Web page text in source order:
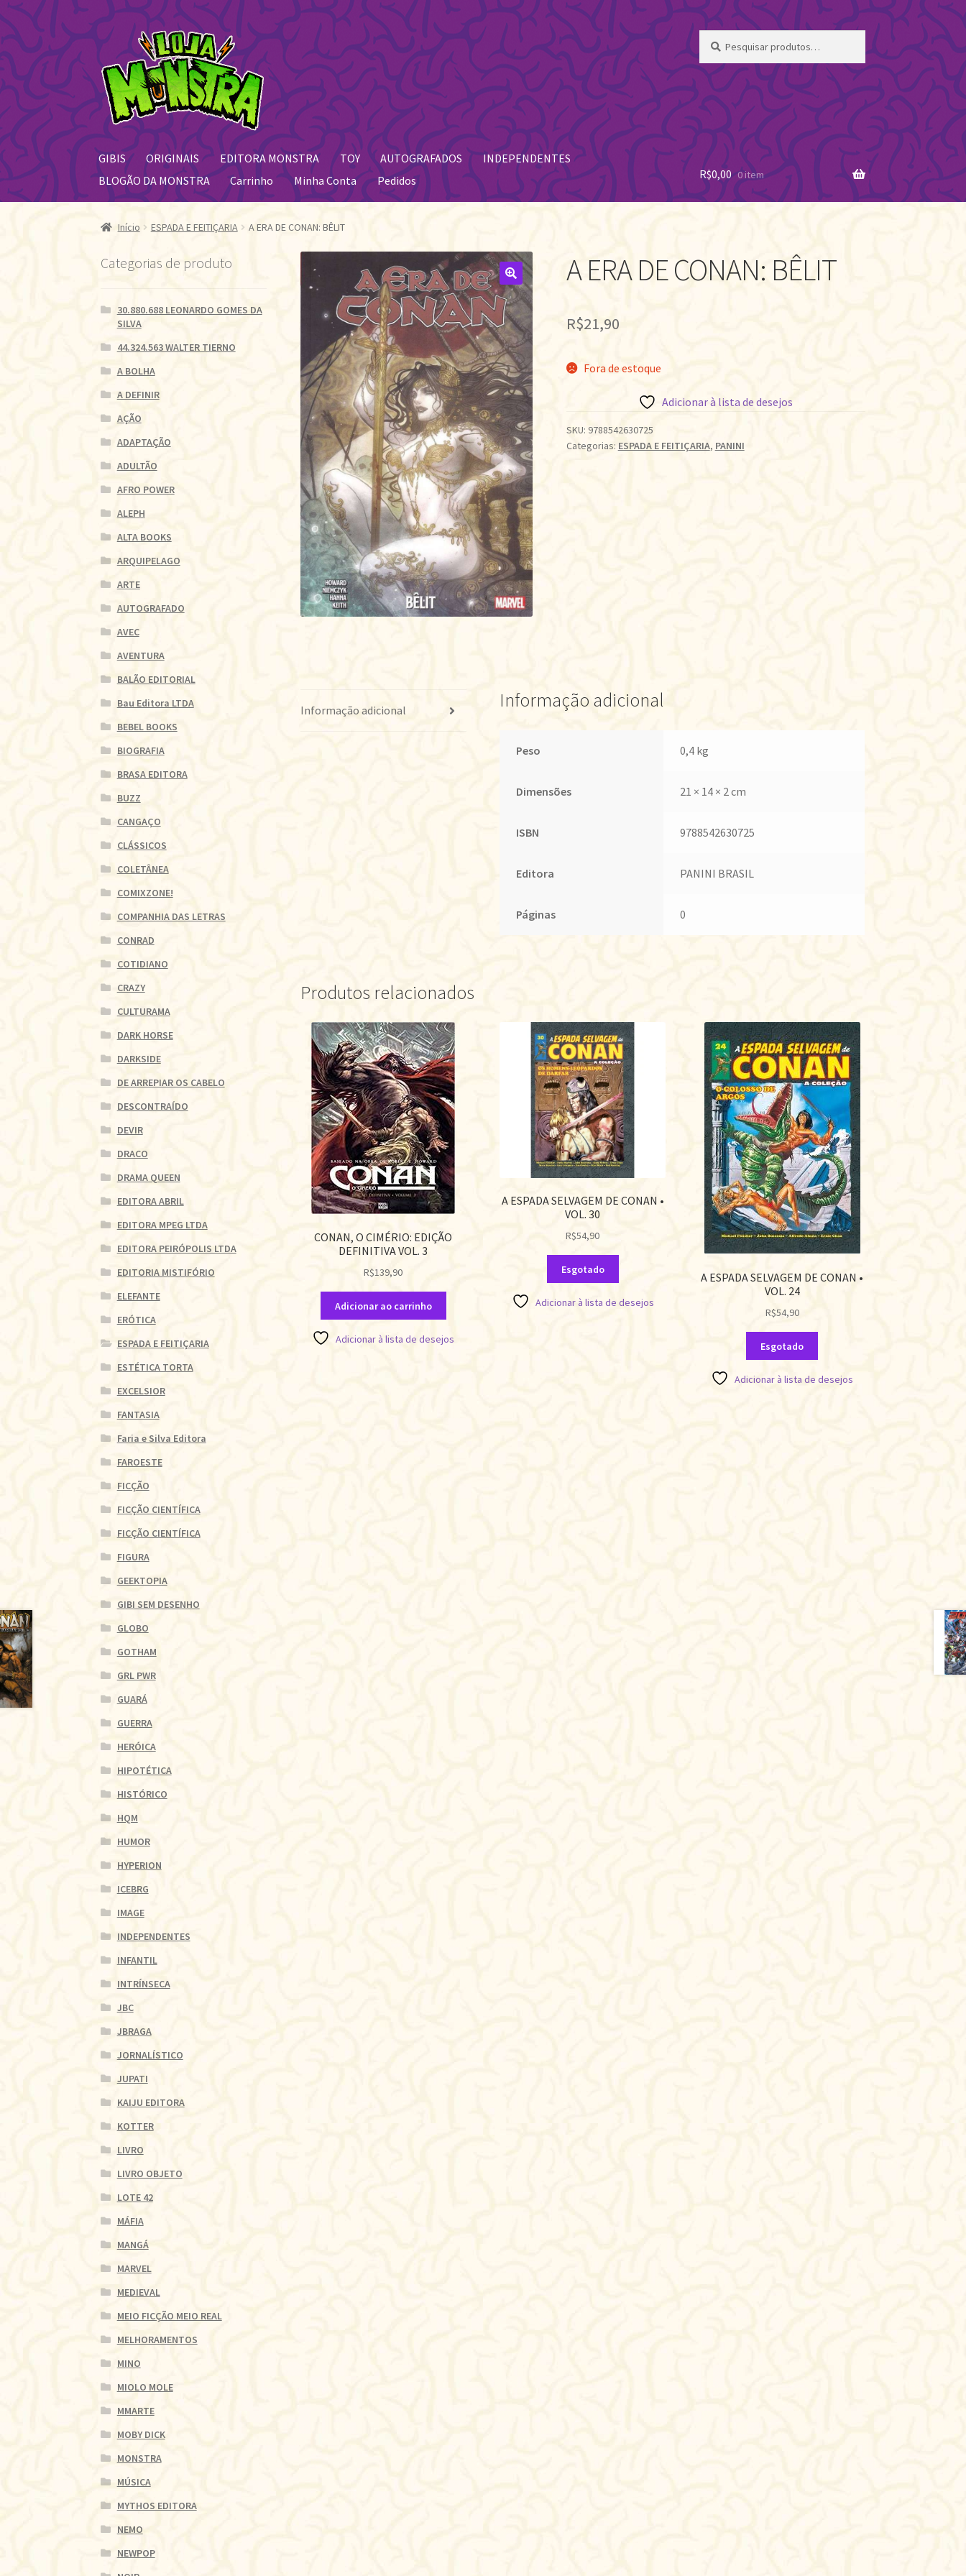
Pular
para
navegação
Pular
para
o
conteúdo
por:
GIBIS ORIGINAIS EDITORA MONSTRA TOY AUTOGRAFADOS
INDEPENDENTES
BLOGÃO DA MONSTRA
Carrinho Minha Conta Pedidos R$0,00 0 item
Início ESPADA E FEITIÇARIA A ERA DE CONAN: BÊLIT
🔍
A ERA DE CONAN: BÊLIT
R$21,90
Fora de estoque
Adicionar à lista de desejos
SKU: 9788542630725
Categorias: ESPADA E FEITIÇARIA, PANINI
Informação adicional Informação adicional
Peso 0,4 kg
Dimensões 21 × 14 × 2 cm
ISBN 9788542630725
Editora PANINI BRASIL
Páginas 0
Produtos relacionados
CONAN, O CIMÉRIO: EDIÇÃO
DEFINITIVA VOL. 3
R$139,90
Adicionar ao carrinho
Adicionar à lista de desejos
A ESPADA SELVAGEM DE CONAN •
VOL. 30
R$54,90
Esgotado
Adicionar à lista de desejos
A ESPADA SELVAGEM DE CONAN •
VOL. 24
R$54,90
Esgotado
Adicionar à lista de desejos
Categorias de produto
30.880.688 LEONARDO GOMES DA
SILVA
44.324.563 WALTER TIERNO
A BOLHA
A DEFINIR
AÇÃO
ADAPTAÇÃO
ADULTÃO
AFRO POWER
ALEPH
ALTA BOOKS
ARQUIPELAGO
ARTE
AUTOGRAFADO
AVEC
AVENTURA
BALÃO EDITORIAL
Bau Editora LTDA
BEBEL BOOKS
BIOGRAFIA
BRASA EDITORA
BUZZ
CANGAÇO
CLÁSSICOS
COLETÂNEA
COMIXZONE!
COMPANHIA DAS LETRAS
CONRAD
COTIDIANO
CRAZY
CULTURAMA
DARK HORSE
DARKSIDE
DE ARREPIAR OS CABELO
DESCONTRAÍDO
DEVIR
DRACO
DRAMA QUEEN
EDITORA ABRIL
EDITORA MPEG LTDA
EDITORA PEIRÓPOLIS LTDA
EDITORIA MISTIFÓRIO
ELEFANTE
ERÓTICA
ESPADA E FEITIÇARIA
ESTÉTICA TORTA
EXCELSIOR
FANTASIA
Faria e Silva Editora
FAROESTE
FICÇÃO
FICÇÃO CIENTÍFICA
FICÇÃO CIENTÍFICA
FIGURA
GEEKTOPIA
GIBI SEM DESENHO
GLOBO
GOTHAM
GRL PWR
GUARÁ
GUERRA
HERÓICA
HIPOTÉTICA
HISTÓRICO
HQM
HUMOR
HYPERION
ICEBRG
IMAGE
INDEPENDENTES
INFANTIL
INTRÍNSECA
JBC
JBRAGA
JORNALÍSTICO
JUPATI
KAIJU EDITORA
KOTTER
LIVRO
LIVRO OBJETO
LOTE 42
MÁFIA
MANGÁ
MARVEL
MEDIEVAL
MEIO FICÇÃO MEIO REAL
MELHORAMENTOS
MINO
MIOLO MOLE
MMARTE
MOBY DICK
MONSTRA
MÚSICA
MYTHOS EDITORA
NEMO
NEWPOP